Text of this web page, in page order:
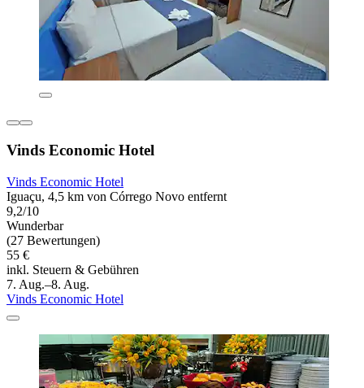
Vinds Economic Hotel
Vinds Economic Hotel
Iguaçu, 4,5 km von Córrego Novo entfernt
9,2/10
Wunderbar
(27 Bewertungen)
55 €
inkl. Steuern & Gebühren
7. Aug.–8. Aug.
Vinds Economic Hotel